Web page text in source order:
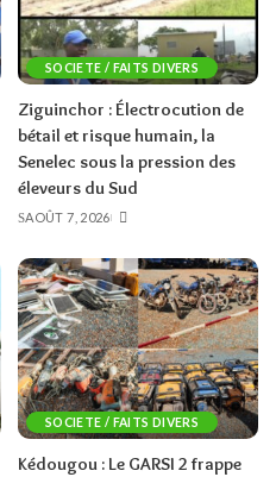
SOCIETE / FAITS DIVERS
Ziguinchor : Électrocution de
bétail et risque humain, la
Senelec sous la pression des
éleveurs du Sud
AOÛT 7, 2026
SOCIETE / FAITS DIVERS
Kédougou : Le GARSI 2 frappe